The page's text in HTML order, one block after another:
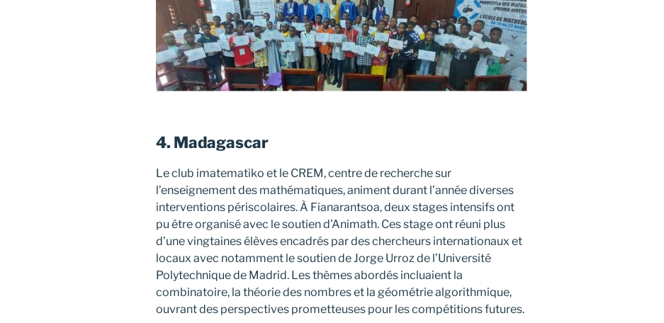
4. Madagascar
Le club imatematiko et le CREM, centre de recherche sur
l’enseignement des mathématiques, animent durant l’année diverses
interventions périscolaires. À Fianarantsoa, deux stages intensifs ont
pu être organisé avec le soutien d’Animath. Ces stage ont réuni plus
d’une vingtaines élèves encadrés par des chercheurs internationaux et
locaux avec notamment le soutien de Jorge Urroz de l’Université
Polytechnique de Madrid. Les thèmes abordés incluaient la
combinatoire, la théorie des nombres et la géométrie algorithmique,
ouvrant des perspectives prometteuses pour les compétitions futures.